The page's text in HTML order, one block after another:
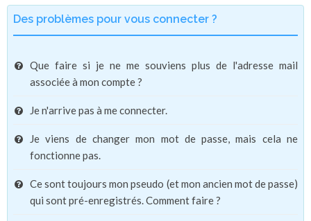
Des problèmes pour vous connecter ?
Que faire si je ne me souviens plus de l'adresse mail
associée à mon compte ?
Je n'arrive pas à me connecter.
Je viens de changer mon mot de passe, mais cela ne
fonctionne pas.
Ce sont toujours mon pseudo (et mon ancien mot de passe)
qui sont pré-enregistrés. Comment faire ?